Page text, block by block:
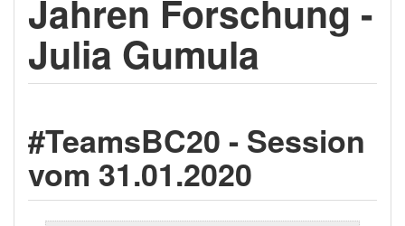
Jahren Forschung -
Julia Gumula
#TeamsBC20 - Session
vom 31.01.2020